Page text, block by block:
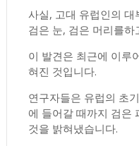
사실, 고대 유럽인의
검은 눈, 검은 머리를하
이 발견은 최근에 이루
혀진 것입니다.
연구자들은 유럽의 초
에 들어갈 때까지 검은
것을 밝혀냈습니다.